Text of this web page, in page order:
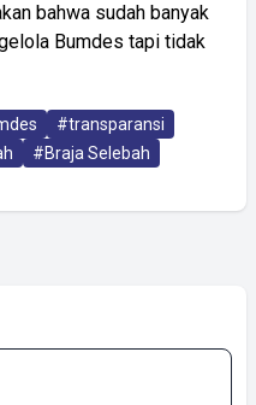
bahwa sudah banyak
Bumdes tapi tidak
#transparansi
#Braja Selebah